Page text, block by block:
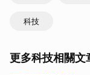
科技
更多科技相關文